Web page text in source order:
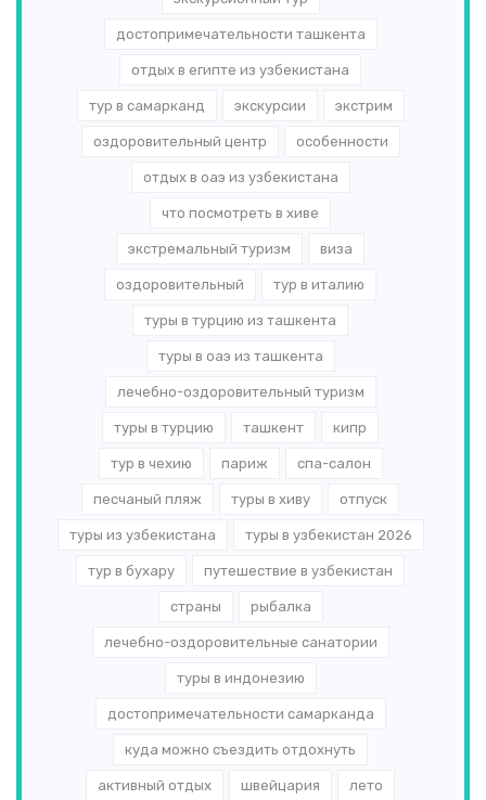
достопримечательности ташкента
отдых в египте из узбекистана
тур в самарканд экскурсии экстрим
оздоровительный центр особенности
отдых в оаэ из узбекистана
что посмотреть в хиве
экстремальный туризм виза
оздоровительный тур в италию
туры в турцию из ташкента
туры в оаэ из ташкента
лечебно-оздоровительный туризм
туры в турцию ташкент кипр
тур в чехию париж спа-салон
песчаный пляж туры в хиву отпуск
туры из узбекистана туры в узбекистан 2026
тур в бухару путешествие в узбекистан
страны рыбалка
лечебно-оздоровительные санатории
туры в индонезию
достопримечательности самарканда
куда можно съездить отдохнуть
активный отдых швейцария лето